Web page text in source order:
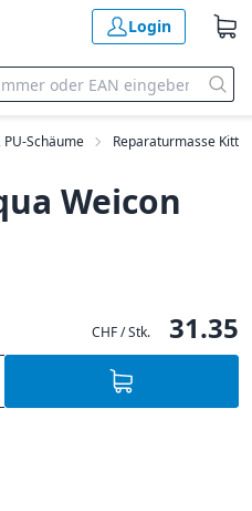
Login
Schäume Reparaturmasse Kitt
Weicon
CHF / Stk. 31.35